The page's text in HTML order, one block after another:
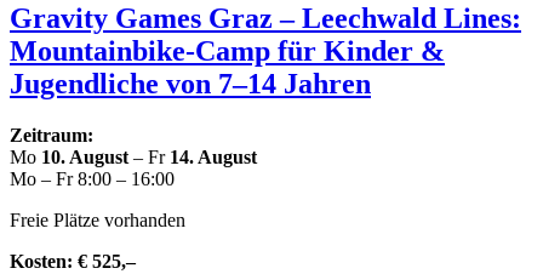
Gravity Games Graz – Leechwald Lines:
Moun­tain­bike-Camp für Kinder &
Jugend­li­che von 7–14 Jahren
Zeitraum:
Mo 10. August – Fr 14. August
Mo – Fr 8:00 – 16:00
Freie Plätze vorhanden
Kosten: € 525,–